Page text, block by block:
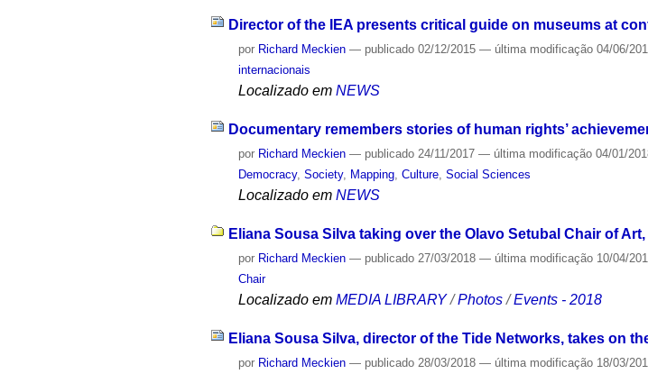
Director of the IEA presents critical guide on museums at
por Richard Meckien — publicado 02/12/2015— última modificação 04/06/
internacionais
Localizado em NEWS
Documentary remembers stories of human rights’
por Richard Meckien — publicado 24/11/2017— última modificação 04/01/
Democracy,Society, Mapping,Culture,Social Sciences
Localizado em NEWS
Eliana Sousa Silva taking over the Olavo Setubal Chair of
por Richard Meckien — publicado 27/03/2018— última modificação 10/04/
Chair
Localizado em MEDIA LIBRARY /Photos /Events - 2018
Eliana Sousa Silva, director of the Tide Networks, takes on
por Richard Meckien — publicado 28/03/2018— última modificação 18/03/